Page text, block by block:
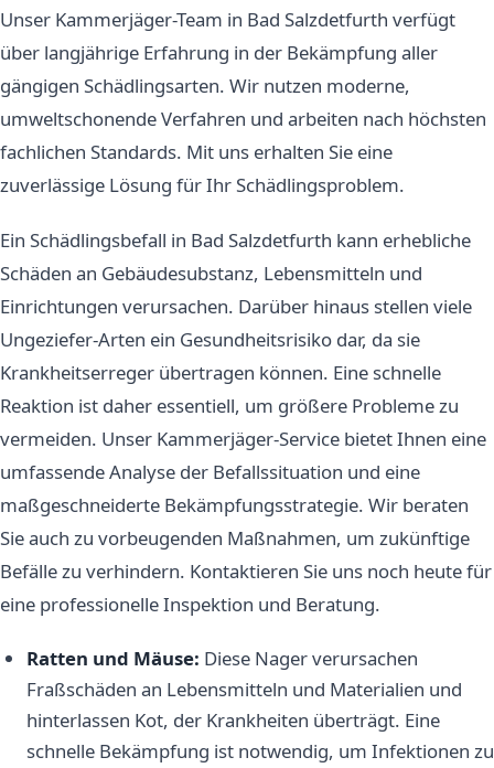
Unser Kammerjäger-Team in Bad Salzdetfurth verfügt
über langjährige Erfahrung in der Bekämpfung aller
gängigen Schädlingsarten. Wir nutzen moderne,
umweltschonende Verfahren und arbeiten nach höchsten
fachlichen Standards. Mit uns erhalten Sie eine
zuverlässige Lösung für Ihr Schädlingsproblem.
Ein Schädlingsbefall in Bad Salzdetfurth kann erhebliche
Schäden an Gebäudesubstanz, Lebensmitteln und
Einrichtungen verursachen. Darüber hinaus stellen viele
Ungeziefer-Arten ein Gesundheitsrisiko dar, da sie
Krankheitserreger übertragen können. Eine schnelle
Reaktion ist daher essentiell, um größere Probleme zu
vermeiden. Unser Kammerjäger-Service bietet Ihnen eine
umfassende Analyse der Befallssituation und eine
maßgeschneiderte Bekämpfungsstrategie. Wir beraten
Sie auch zu vorbeugenden Maßnahmen, um zukünftige
Befälle zu verhindern. Kontaktieren Sie uns noch heute für
eine professionelle Inspektion und Beratung.
Ratten und Mäuse: Diese Nager verursachen
Fraßschäden an Lebensmitteln und Materialien und
hinterlassen Kot, der Krankheiten überträgt. Eine
schnelle Bekämpfung ist notwendig, um Infektionen zu